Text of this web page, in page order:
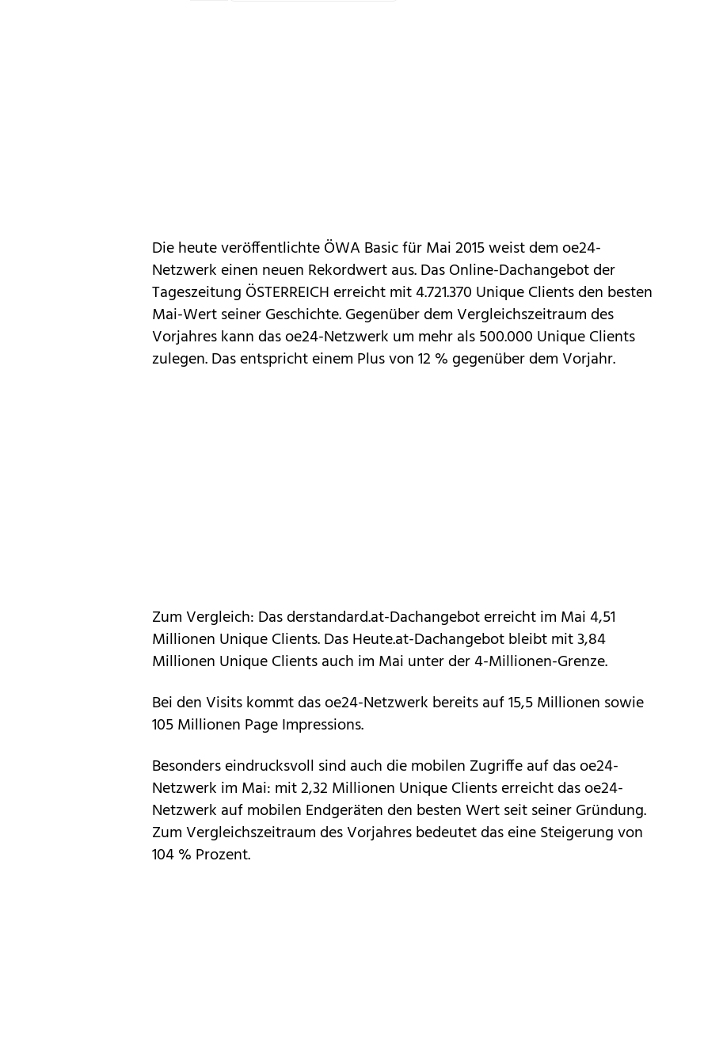
Die heute veröffentlichte ÖWA Basic für Mai 2015 weist dem oe24-
Netzwerk einen neuen Rekordwert aus. Das Online-Dachangebot der
Tageszeitung ÖSTERREICH erreicht mit 4.721.370 Unique Clients den besten
Mai-Wert seiner Geschichte. Gegenüber dem Vergleichszeitraum des
Vorjahres kann das oe24-Netzwerk um mehr als 500.000 Unique Clients
zulegen. Das entspricht einem Plus von 12 % gegenüber dem Vorjahr.
Zum Vergleich: Das derstandard.at-Dachangebot erreicht im Mai 4,51
Millionen Unique Clients. Das Heute.at-Dachangebot bleibt mit 3,84
Millionen Unique Clients auch im Mai unter der 4-Millionen-Grenze.
Bei den Visits kommt das oe24-Netzwerk bereits auf 15,5 Millionen sowie
105 Millionen Page Impressions.
Besonders eindrucksvoll sind auch die mobilen Zugriffe auf das oe24-
Netzwerk im Mai: mit 2,32 Millionen Unique Clients erreicht das oe24-
Netzwerk auf mobilen Endgeräten den besten Wert seit seiner Gründung.
Zum Vergleichszeitraum des Vorjahres bedeutet das eine Steigerung von
104 % Prozent.